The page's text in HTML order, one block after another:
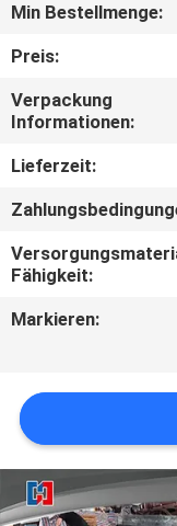
FABRIK-
AUSFLUG
SITEMAP
PRIVACY
POLICY
Min Bestellmenge:
Preis:
Verpackung
Informationen:
Lieferzeit:
Fähigkeit:
Markieren: